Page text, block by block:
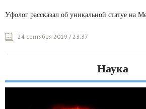
Уфолог рассказал об уникальной статуе на
24 сентября 2019 / 23:37
Наука